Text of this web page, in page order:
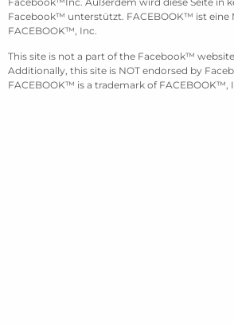
Facebook™ unterstützt. FACEBOOK™ ist eine
FACEBOOK™, Inc.
This site is not a part of the Facebook™
Additionally, this site is NOT endorsed by
FACEBOOK™ is a trademark of FACEBOOK™,